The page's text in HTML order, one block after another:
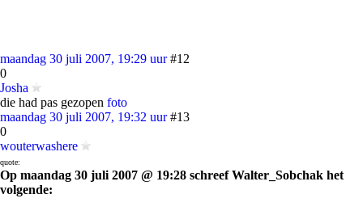
maandag 30 juli 2007, 19:29 uur #12
0
Josha
die had pas gezopen foto
maandag 30 juli 2007, 19:32 uur #13
0
wouterwashere
quote:
Op maandag 30 juli 2007 @ 19:28 schreef Walter_Sobchak het
volgende: